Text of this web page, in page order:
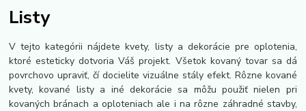
Listy
V tejto kategórii nájdete kvety, listy a dekorácie pre oplotenia,
ktoré esteticky dotvoria Váš projekt. Všetok kovaný tovar sa dá
povrchovo upraviť, čí docielite vizuálne stály efekt. Rôzne kované
kvety, kované listy a iné dekorácie sa môžu použiť nielen pri
kovaných bránach a oploteniach ale i na rôzne záhradné stavby,